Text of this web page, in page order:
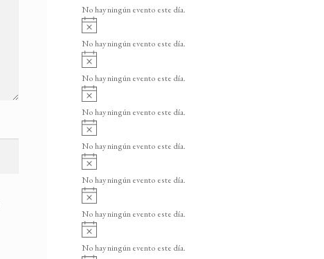
e
n
t
o
s
o
i
o
No hay ningún evento este día.
v
i
o
No hay ningún evento este día.
A
v
i
o
No hay ningún evento este día.
A
v
i
o
No hay ningún evento este día.
v
i
o
No hay ningún evento este día.
v
i
o
No hay ningún evento este día.
v
i
o
No hay ningún evento este día.
v
i
No hay ningún evento este día.